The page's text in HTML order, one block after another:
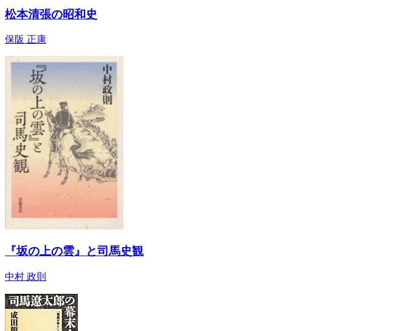
松本清張の昭和史
保阪 正康
『坂の上の雲』と司馬史観
中村 政則